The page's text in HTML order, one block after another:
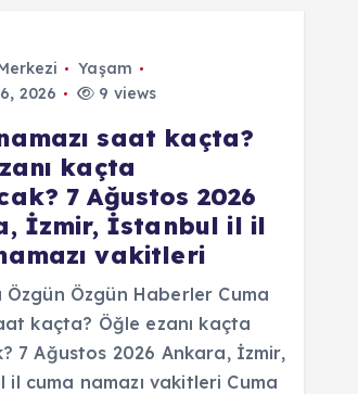
Yaşam
2026
9 views
saat kaçta?
kaçta
7 Ağustos 2026
İzmir, İstanbul il il
vakitleri
Özgün Haberler Cuma
kaçta? Öğle ezanı kaçta
7 Ağustos 2026 Ankara, İzmir,
il cuma namazı vakitleri Cuma